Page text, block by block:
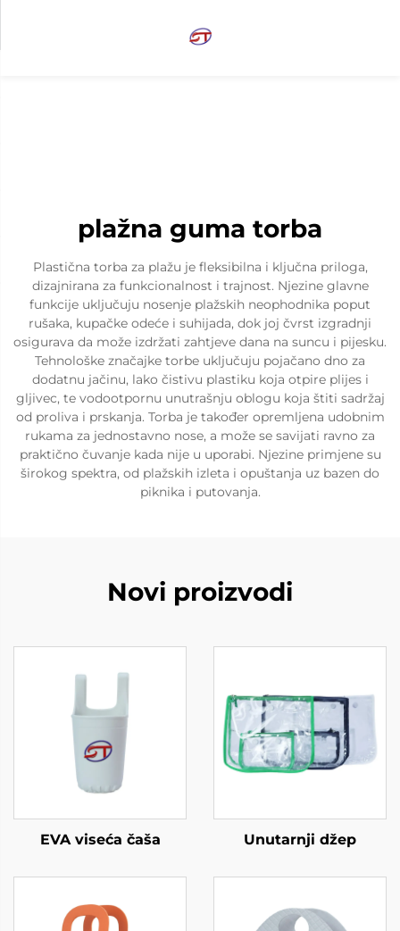
plažna guma torba
Plastična torba za plažu je fleksibilna i ključna priloga,
dizajnirana za funkcionalnost i trajnost. Njezine glavne
funkcije uključuju nosenje plažskih neophodnika poput
rušaka, kupačke odeće i suhijada, dok joj čvrst izgradnji
osigurava da može izdržati zahtjeve dana na suncu i pijesku.
Tehnološke značajke torbe uključuju pojačano dno za
dodatnu jačinu, lako čistivu plastiku koja otpire plijes i
gljivec, te vodootpornu unutrašnju oblogu koja štiti sadržaj
od proliva i prskanja. Torba je također opremljena udobnim
rukama za jednostavno nose, a može se savijati ravno za
praktično čuvanje kada nije u uporabi. Njezine primjene su
širokog spektra, od plažskih izleta i opuštanja uz bazen do
piknika i putovanja.
Novi proizvodi
EVA viseća čaša Unutarnji džep